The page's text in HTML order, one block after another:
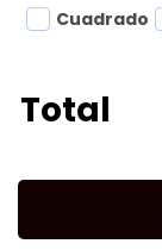
Cuadrado
Total